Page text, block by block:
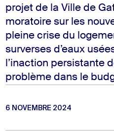
projet de la Ville de
moratoire sur les
pleine crise du
surverses d’eaux
l’inaction persistante
problème dans le
6 NOVEMBRE 2024